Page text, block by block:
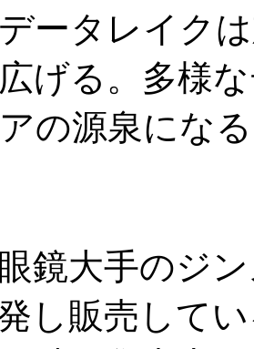
ータレイク
げる。多様
の源泉にな
鏡大手のジ
し販売して